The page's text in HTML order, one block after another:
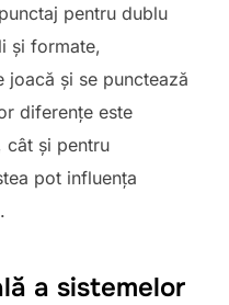
pentru dublu
și formate,
joacă și se punctează
diferențe este
cât și pentru
pot influența
a sistemelor